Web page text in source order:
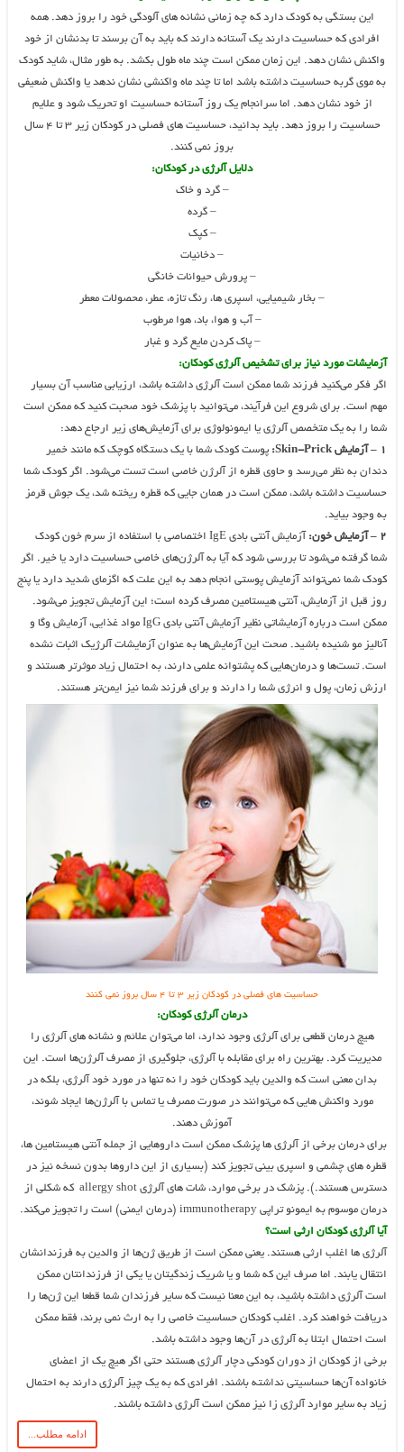
این بستگی به کودک دارد که چه زمانی نشانه های آلودگی خود را بروز دهد. همه
افرادی که حساسیت دارند یک آستانه دارند که باید به آن برسند تا بدنشان از خود
واکنش نشان دهد. این زمان ممکن است چند ماه طول بکشد. به طور مثال، شاید کودک
به موی گربه حساسیت داشته باشد اما تا چند ماه واکنشی نشان ندهد یا واکنش ضعیفی
از خود نشان دهد. اما سرانجام یک روز آستانه حساسیت او تحریک شود و علایم
حساسیت را بروز دهد. باید بدانید، حساسیت های فصلی در کودکان زیر ۳ تا ۴ سال
بروز نمی کنند.
دلایل آلرژی در کودکان:
– گرد و خاک
– گرده
– کپک
– دخانیات
– پرورش حیوانات خانگی
– بخار شیمیایی، اسپری ها، رنگ تازه، عطر، محصولات معطر
– آب و هوا، باد، هوا مرطوب
– پاک کردن مایع گرد و غبار
آزمایشات مورد نیاز برای تشخیص آلرژی کودکان:
اگر فکر می‌کنید فرزند شما ممکن است آلرژی داشته باشد، ارزیابی مناسب آن بسیار
مهم است. برای شروع این فرآیند، می‌توانید با پزشک خود صحبت کنید که ممکن است
شما را به یک متخصص آلرژی یا ایمونولوژی برای آزمایش‌های زیر ارجاع دهد:
۱ – آزمایش Skin-Prick:
پوست کودک شما با یک دستگاه کوچک که مانند خمیر
دندان به نظر می‌رسد و حاوی قطره از آلرژن خاصی است تست می‌شود. اگر کودک شما
حساسیت داشته باشد، ممکن است در همان جایی که قطره ریخته شد، یک جوش قرمز
به وجود بیاید.
۲ – آزمایش خون:
آزمایش آنتی بادی IgE اختصاصی با استفاده از سرم خون کودک
شما گرفته می‌شود تا بررسی شود که آیا به آلرژن‌های خاصی حساسیت دارد یا خیر. اگر
کودک شما نمی‌تواند آزمایش پوستی انجام دهد به این علت که اگزمای شدید دارد یا پنج
روز قبل از آزمایش، آنتی هیستامین مصرف کرده است؛ این آزمایش تجویز می‌شود.
ممکن است درباره آزمایشاتی نظیر آزمایش آنتی بادی IgG مواد غذایی، آزمایش وگا و
آنالیز مو شنیده باشید. صحت این آزمایش‌ها به عنوان آزمایشات آلرژیک اثبات نشده
است. تست‌ها و درمان‌هایی که پشتوانه علمی دارند، به احتمال زیاد موثرتر هستند و
ارزش زمان، پول و انرژی شما را دارند و برای فرزند شما نیز ایمن‌تر هستند.
حساسیت های فصلی در کودکان زیر ۳ تا ۴ سال بروز نمی کنند
درمان آلرژی کودکان:
هیچ درمان قطعی برای آلرژی وجود ندارد، اما می‌توان علائم و نشانه ‌های آلرژی را
مدیریت کرد. بهترین راه برای مقابله با آلرژی، جلوگیری از مصرف آلرژن‌ها است. این
بدان معنی است که والدین باید کودکان خود را نه تنها در مورد خود آلرژی، بلکه در
مورد واکنش‌ هایی که می‌توانند در صورت مصرف یا تماس با آلرژن‌ها ایجاد شوند،
آموزش دهند.
برای درمان برخی از آلرژی‌ ها پزشک ممکن است داروهایی از جمله آنتی هیستامین ‌ها،
قطره ‌های چشمی و اسپری بینی تجویز کند (بسیاری از این‌ داروها بدون نسخه نیز در
دسترس هستند.). پزشک در برخی موارد، شات ‌های آلرژی allergy shot که شکلی از
درمان موسوم به ایمونو تراپی immunotherapy (درمان ایمنی) است را تجویز می‌کند.
آیا آلرژی کودکان ارثی است؟
آلرژی‌ ها اغلب ارثی هستند. یعنی ممکن است از طریق ژن‌ها از والدین به فرزندانشان
انتقال یابند. اما صرف این که شما و یا شریک زندگیتان یا یکی از فرزندانتان ممکن
است آلرژی داشته باشید، به این معنا نیست که سایر فرزندان شما قطعا این ژن‌ها را
دریافت خواهند کرد. اغلب کودکان حساسیت خاصی را به ارث نمی برند، فقط ممکن
است احتمال ابتلا به آلرژی در آن‌ها وجود داشته باشد.
برخی از کودکان از دوران کودکی دچار آلرژی هستند حتی اگر هیچ یک از اعضای
خانواده آن‌ها حساسیتی نداشته باشند. افرادی که به یک چیز آلرژی دارند به احتمال
زیاد به سایر موارد آلرژی ‌زا نیز ممکن است آلرژی داشته باشند.
ادامه مطلب...